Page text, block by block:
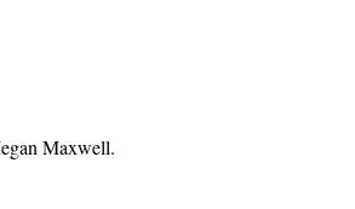
Maxwell.